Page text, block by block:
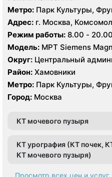
Метро: Парк Культуры,
Адрес: г. Москва,
Режим работы: 8.00 - 20.00
Модель: МРТ Siemens
SIEMENS Healthineers 64
Philips Affiniti 70
Округ: Центральный
Район: Хамовники
Метро: Парк Культуры,
Город: Москва
КТ мочевого пузыря
КТ урография (КТ почек,
КТ мочевого пузыря)
Просмотр всех цен и услуг